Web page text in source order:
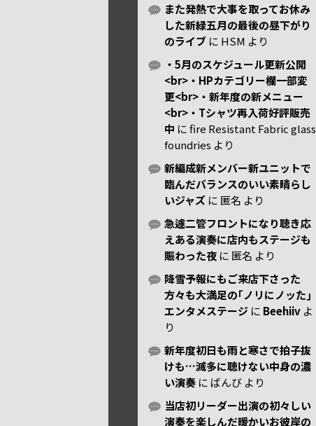
また発熱で大事を取ってお休み
した新緑五月の最後の昼下がり
のライブ に HSM より
・5月のスケジュール更新公開
<br>・HPカテゴリー欄一部変
更<br>・新年度の新メニュー
<br>・Tシャツ再入荷好評販売
中 にfire Resistant Fabric glass
foundries より
新編成新メンバー新ユニットで
臨んだバランスのいい素晴らし
いジャズ に 匿名 より
急遽二管フロントになり聴き応
えある演奏に店内もステージも
賑わった夜 に 匿名 より
降雪予報にもご来店下さった
方々も大満足の｢ノリにノッた｣
エンタメステージ に Beehiiv よ
り
新年度初日も雨と寒さで拍子抜
けも…滅多に聴けない中身の濃
い演奏 に ばんび より
当店初リーダー出演の初々しい
演奏を楽しんだ暖かいお彼岸の